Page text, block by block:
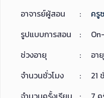
อาจารย์ผู้สอน : ครู
รูปแบบการสอน
:
ช่วงอายุ
:
อา
จำนวนชั่วโมง
:
21